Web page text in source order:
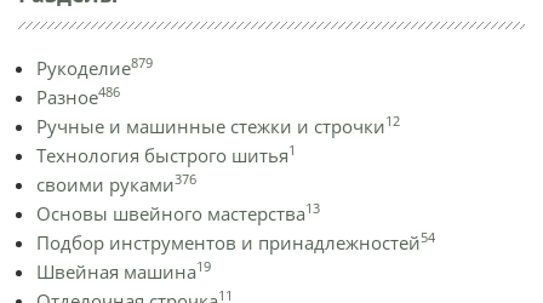
Рукоделие879
Разное486
Ручные и машинные стежки и строчки12
Технология быстрого шитья1
своими руками376
Основы швейного мастерства13
Подбор инструментов и принадлежностей54
Швейная машина19
11